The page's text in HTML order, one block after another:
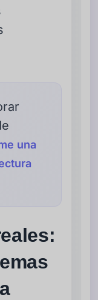
una